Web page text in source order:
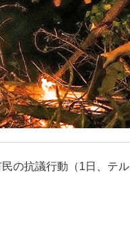
の抗議行動（1日、テ